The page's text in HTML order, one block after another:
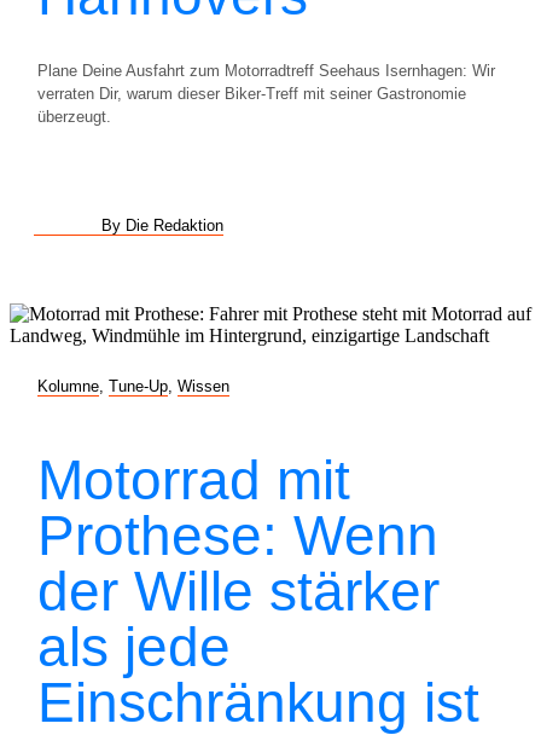
Plane Deine Ausfahrt zum Motorradtreff Seehaus Isernhagen: Wir
verraten Dir, warum dieser Biker-Treff mit seiner Gastronomie
überzeugt.
By Die Redaktion
Kolumne Tune-Up Wissen
Motorrad mit
Prothese: Wenn
der Wille stärker
als jede
Einschränkung ist